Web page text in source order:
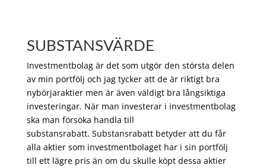
SUBSTANSVÄRDE
Investmentbolag är det som utgör den största delen
av min portfölj och jag tycker att de är riktigt bra
nybörjaraktier men är även väldigt bra långsiktiga
investeringar. När man investerar i investmentbolag
ska man försöka handla till
substansrabatt. Substansrabatt betyder att du får
alla aktier som investmentbolaget har i sin portfölj
till ett lägre pris än om du skulle köpt dessa aktier